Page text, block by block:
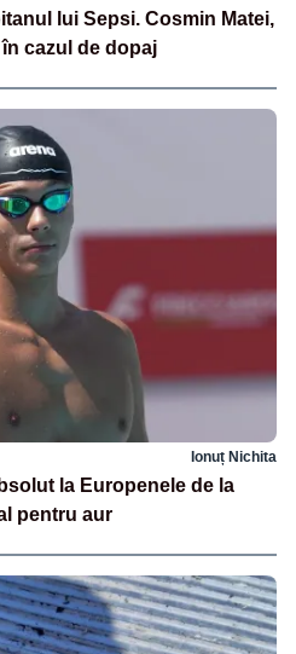
lui Sepsi. Cosmin Matei,
cazul de dopaj
Ionuț Nichita
la Europenele de la
pentru aur